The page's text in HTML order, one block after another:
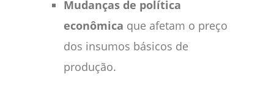
Mudanças de política
econômica que afetam o preço
dos insumos básicos de
produção.